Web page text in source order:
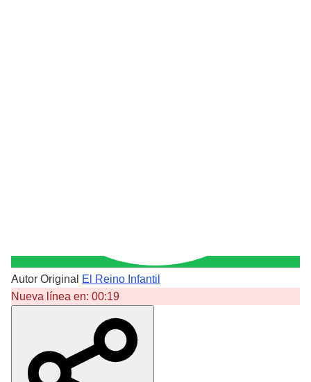
Autor Original
El Reino Infantil
Nueva línea en: 00:19